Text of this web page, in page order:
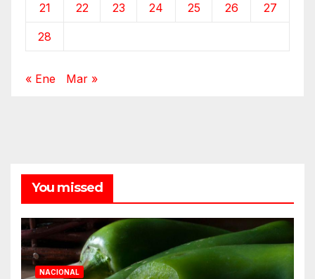
21 22 23 24 25 26 27
28
« Ene Mar »
You missed
NACIONAL